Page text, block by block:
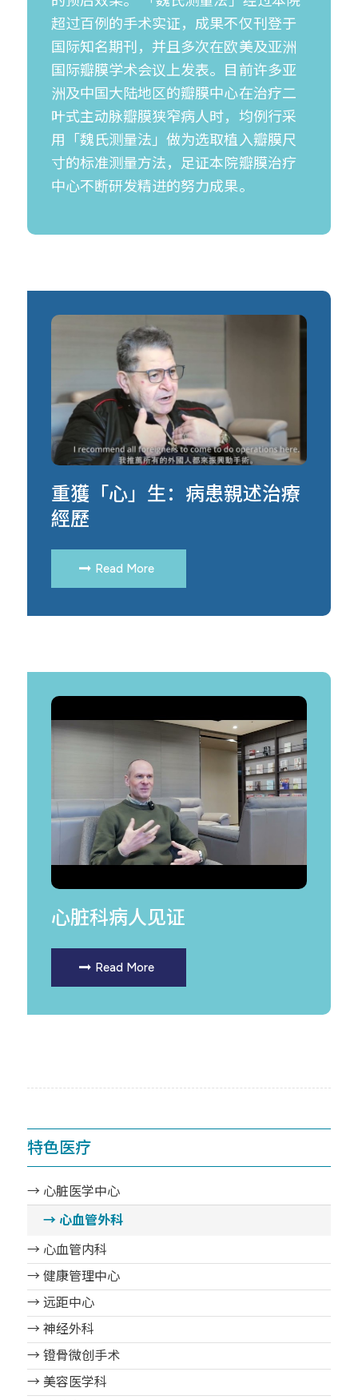
超过百例的手术实证，成果不仅刊登于
国际知名期刊，并且多次在欧美及亚洲
国际瓣膜学术会议上发表。目前许多亚
洲及中国大陆地区的瓣膜中心在治疗二
叶式主动脉瓣膜狭窄病人时，均例行采
用「魏氏测量法」做为选取植入瓣膜尺
寸的标准测量方法，足证本院瓣膜治疗
中心不断研发精进的努力成果。
重獲「心」生：病患親述治療
經歷
Read More
心脏科病人见证
Read More
特色医疗
→ 心脏医学中心
→ 心血管外科
→ 心血管内科
→ 健康管理中心
→ 远距中心
→ 神经外科
→ 镫骨微创手术
→ 美容医学科